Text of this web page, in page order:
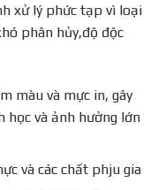
xử lý phức tạp vì loại
phân hủy,độ độc
màu và mực in, gây
học và ảnh hưởng lớn
và các chất phju gia